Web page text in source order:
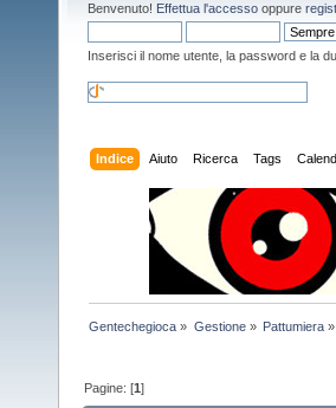
Benvenuto! Effettua l'accesso oppure
Inserisci il nome utente, la password e la
Indice Aiuto Ricerca Tags
Gentechegioca » Gestione» Pattumiera»
Pagine: [1]